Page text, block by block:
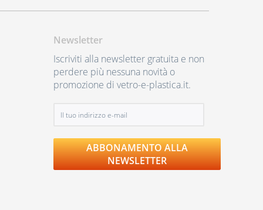
Newsletter
Iscriviti alla newsletter gratuita e non
perdere più nessuna novità o
promozione di vetro-e-plastica.it.
ABBONAMENTO ALLA
NEWSLETTER